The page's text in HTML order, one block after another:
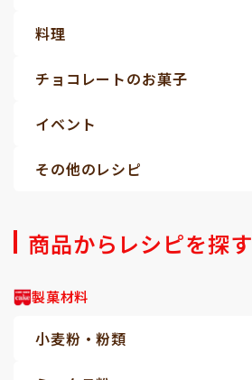
料理
チョコレートのお菓子
イベント
その他のレシピ
商品からレシピを探す
製菓材料
小麦粉・粉類